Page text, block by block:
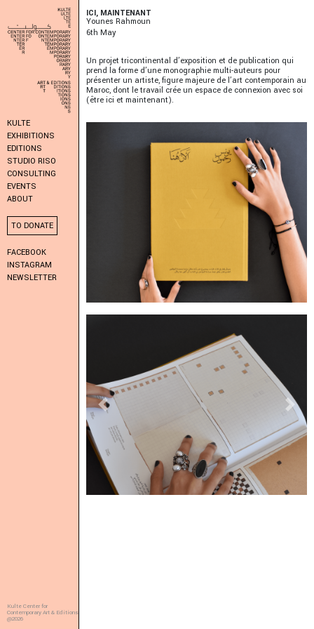
KULTE
EXHIBITIONS
EDITIONS
STUDIO RISO
CONSULTING
EVENTS
ABOUT
TO DONATE
FACEBOOK
INSTAGRAM
NEWSLETTER
Kulte Center for
Contemporary Art & Editions
@2026
ICI, MAINTENANT
Younes Rahmoun
6Th May
Un projet tricontinental d’exposition et de publication qui
prend la forme d’une monographie multi-auteurs pour
présenter un artiste, figure majeure de l’art contemporain au
Maroc, dont le travail crée un espace de connexion avec soi
(être ici et maintenant).
Previous Next